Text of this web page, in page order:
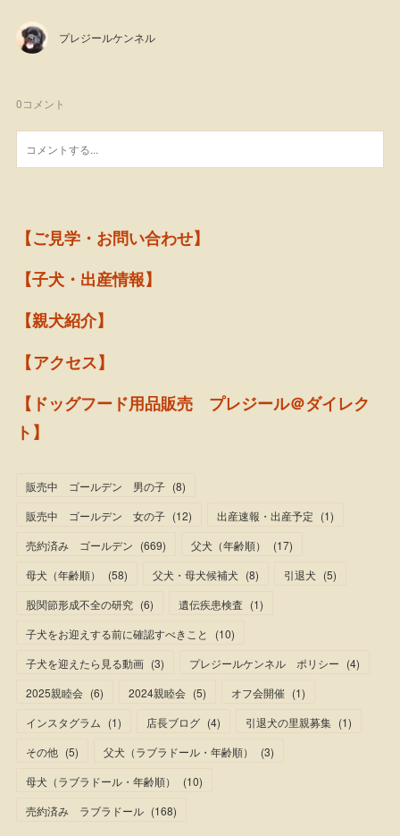
プレジールケンネル
0コメント
【ご見学・お問い合わせ】
【子犬・出産情報】
【親犬紹介】
【アクセス】
【ドッグフード用品販売 プレジール＠ダイレク
ト】
販売中 ゴールデン 男の子 (8)
販売中 ゴールデン 女の子 (12) 出産速報・出産予定 (1)
売約済み ゴールデン (669) 父犬（年齢順） (17)
母犬（年齢順）
(58) 父犬・母犬候補犬 (8) 引退犬 (5)
股関節形成不全の研究 (6) 遺伝疾患検査 (1)
子犬をお迎えする前に確認すべきこと
(10)
子犬を迎えたら見る動画 (3) プレジールケンネル ポリシー (4)
2025親睦会 (6) 2024親睦会 (5) オフ会開催 (1)
インスタグラム (1) 店長ブログ (4) 引退犬の里親募集 (1)
その他 (5) 父犬（ラブラドール・年齢順） (3)
母犬（ラブラドール・年齢順）
(10)
売約済み ラブラドール (168)